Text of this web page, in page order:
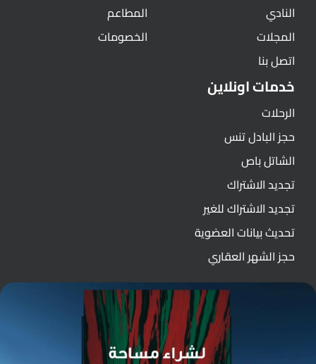
النادي
المجلات
اتصل بنا
المطاعم
الخصومات
خدمات اونلاين
الرحلات
حجز البادل تنس
الشاتل باص
تجديد الاشتراك
تجديد الاشتراك للغير
تحديث بيانات العضوية
حجز الشهر العقاري